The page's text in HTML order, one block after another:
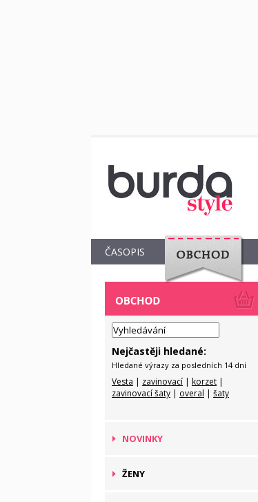
ČASOPIS
OBCHOD
Nejčastěji hledané:
Hledané výrazy za posledních 14 dní
Vesta | zavinovací | korzet |
zavinovací šaty | overal | šaty
NOVINKY
ŽENY